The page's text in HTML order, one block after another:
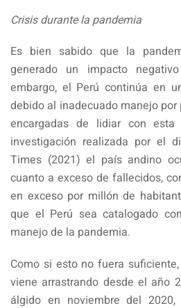
Crisis durante la pandemia
Es bien sabido que la
generado un impacto
embargo, el Perú continúa en
debido al inadecuado manejo
encargadas de lidiar con esta
investigación realizada por el
Times (2021) el país andino
cuanto a exceso de fallecidos,
en exceso por millón de
que el Perú sea catalogado
manejo de la pandemia.
Como si esto no fuera
viene arrastrando desde el año
álgido en noviembre del